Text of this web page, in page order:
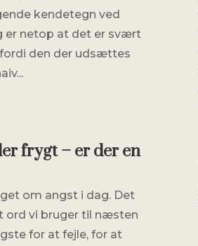
kendetegn ved
er netop at det er svært
den der udsættes
frygt – er der en
om angst i dag. Det
ord vi bruger til næsten
for at fejle, for at